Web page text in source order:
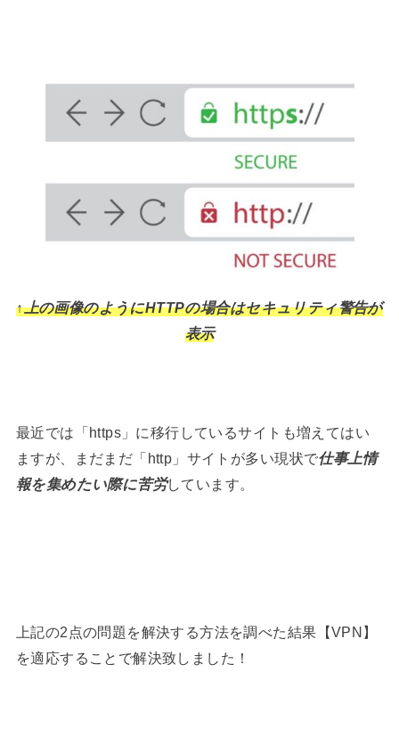
↑上の画像のようにHTTPの場合はセキュリティ警告が
表示
最近では「https」に移行しているサイトも増えてはい
ますが、まだまだ「http」サイトが多い現状で仕事上情
報を集めたい際に苦労しています。
上記の2点の問題を解決する方法を調べた結果【VPN】
を適応することで解決致しました！